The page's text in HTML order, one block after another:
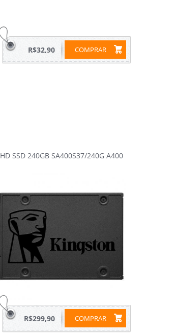
COMPRAR
R$32,90
HD SSD 240GB SA400S37/240G A400
COMPRAR
R$299,90